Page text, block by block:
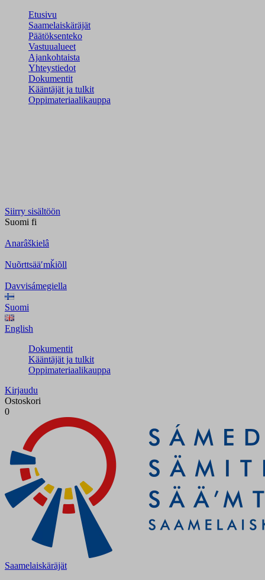
Etusivu
Saamelaiskäräjät
Päätöksenteko
Vastuualueet
Ajankohtaista
Yhteystiedot
Dokumentit
Kääntäjät ja tulkit
Oppimateriaalikauppa
Siirry sisältöön
Suomi fi
Anarâškielâ
Nuõrttsääʹmǩiõll
Davvisámegiella
Suomi
English
Dokumentit
Kääntäjät ja tulkit
Oppimateriaalikauppa
Kirjaudu
Ostoskori
0
Saamelaiskäräjät